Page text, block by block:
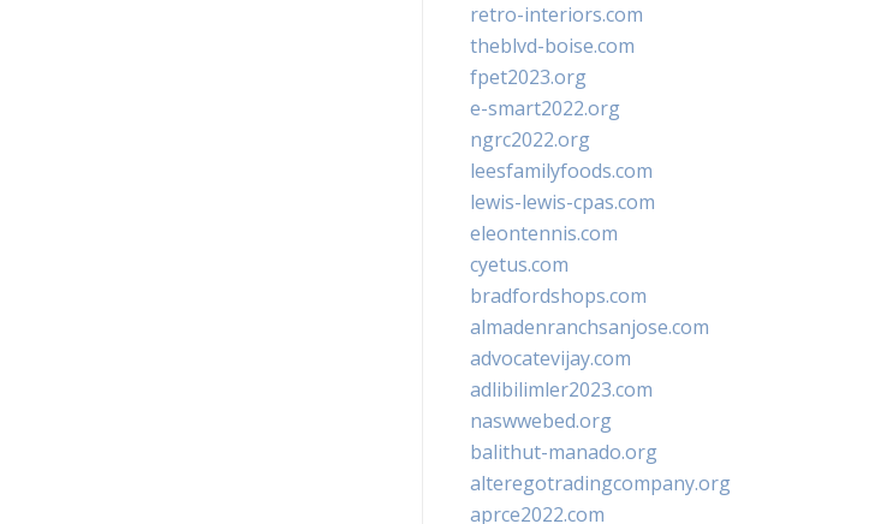
retro-interiors.com
theblvd-boise.com
fpet2023.org
e-smart2022.org
ngrc2022.org
leesfamilyfoods.com
lewis-lewis-cpas.com
eleontennis.com
cyetus.com
bradfordshops.com
almadenranchsanjose.com
advocatevijay.com
adlibilimler2023.com
naswwebed.org
balithut-manado.org
alteregotradingcompany.org
aprce2022.com